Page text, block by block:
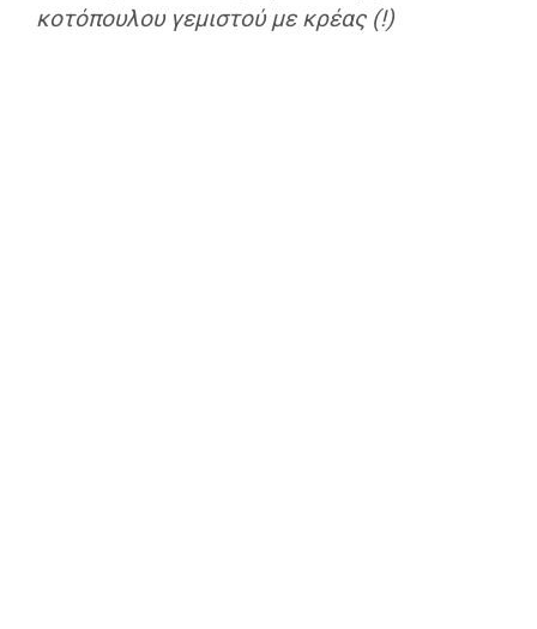
κοτόπουλου γεμιστού με κρέας (!)